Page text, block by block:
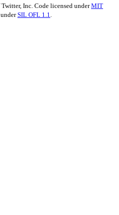
Inc. Code licensed underMIT
SIL OFL 1.1.